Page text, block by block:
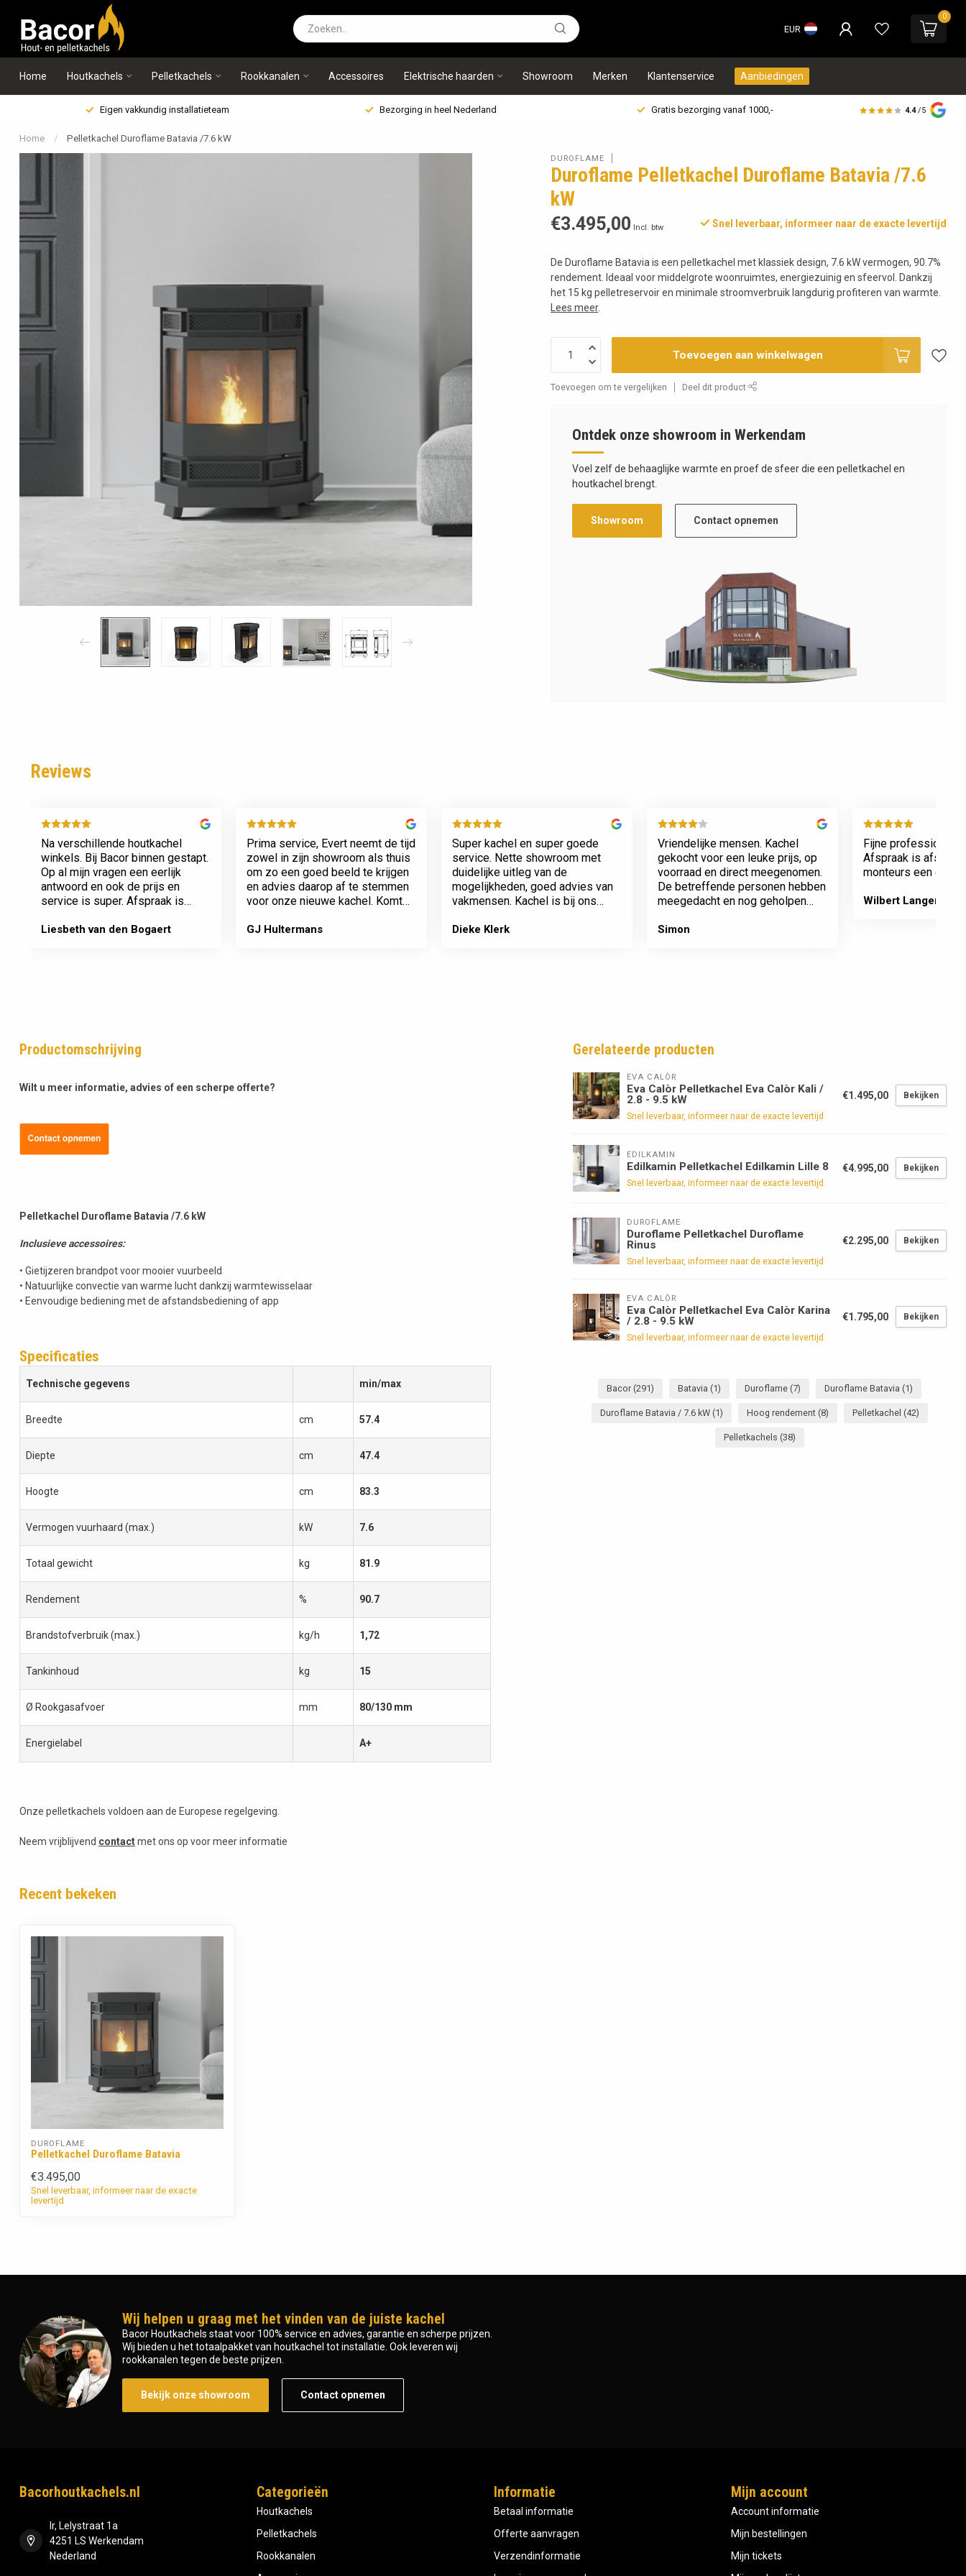
EUR
0
Home Houtkachels Pelletkachels Rookkanalen Accessoires Elektrische haarden Showroom Merken Klantenservice Aanbiedingen
Eigen vakkundig installatieteam Bezorging in heel Nederland Gratis bezorging vanaf 1000,- 4.4 /5
Home / Pelletkachel Duroflame Batavia /7.6 kW
DUROFLAME
Duroflame Pelletkachel Duroflame Batavia /7.6
kW
€3.495,00 Incl. btw Snel leverbaar, informeer naar de exacte levertijd
De Duroflame Batavia is een pelletkachel met klassiek design, 7.6 kW vermogen, 90.7%
rendement. Ideaal voor middelgrote woonruimtes, energiezuinig en sfeervol. Dankzij
het 15 kg pelletreservoir en minimale stroomverbruik langdurig profiteren van warmte.
Lees meer.
Toevoegen aan winkelwagen
Toevoegen om te vergelijken Deel dit product
Ontdek onze showroom in Werkendam
Voel zelf de behaaglijke warmte en proef de sfeer die een pelletkachel en
houtkachel brengt.
Showroom Contact opnemen
Reviews
Na verschillende houtkachel
winkels. Bij Bacor binnen gestapt.
Op al mijn vragen een eerlijk
antwoord en ook de prijs en
service is super. Afspraak is
Dank jullie wel! Bacor
Liesbeth van den Bogaert
Prima service, Evert neemt de tijd
zowel in zijn showroom als thuis
om zo een goed beeld te krijgen
en advies daarop af te stemmen
voor onze nieuwe kachel. Komt
GJ Hultermans
Super kachel en super goede
service. Nette showroom met
duidelijke uitleg van de
mogelijkheden, goed advies van
vakmensen. Kachel is bij ons
het rookkanaal. Plaatsing en
Dieke Klerk
Vriendelijke mensen. Kachel
gekocht voor een leuke prijs, op
voorraad en direct meegenomen.
De betreffende personen hebben
meegedacht en nog geholpen
Simon
Fijne professionele
Afspraak is
monteurs een echte
Wilbert Langenberg
Productomschrijving
Wilt u meer informatie, advies of een scherpe offerte?
Pelletkachel Duroflame Batavia /7.6 kW
Inclusieve accessoires:
• Gietijzeren brandpot voor mooier vuurbeeld
• Natuurlijke convectie van warme lucht dankzij warmtewisselaar
• Eenvoudige bediening met de afstandsbediening of app
Specificaties
Technische gegevens min/max
Breedte cm 57.4
Diepte cm 47.4
Hoogte cm 83.3
Vermogen vuurhaard (max.) kW 7.6
Totaal gewicht kg 81.9
Rendement % 90.7
Brandstofverbruik (max.) kg/h 1,72
Tankinhoud kg 15
Ø Rookgasafvoer mm 80/130 mm
Energielabel A+
Onze pelletkachels voldoen aan de Europese regelgeving.
Neem vrijblijvend contactmet ons op voor meer informatie
Gerelateerde producten
EVA CALÒR
Eva Calòr Pelletkachel Eva Calòr Kali /
2.8 - 9.5 kW
Snel leverbaar, informeer naar de exacte levertijd
€1.495,00 Bekijken
EDILKAMIN
Edilkamin Pelletkachel Edilkamin Lille 8
Snel leverbaar, informeer naar de exacte levertijd
€4.995,00 Bekijken
DUROFLAME
Duroflame Pelletkachel Duroflame
Rinus
Snel leverbaar, informeer naar de exacte levertijd
€2.295,00 Bekijken
EVA CALÒR
Eva Calòr Pelletkachel Eva Calòr Karina
/ 2.8 - 9.5 kW
Snel leverbaar, informeer naar de exacte levertijd
€1.795,00 Bekijken
Bacor (291) Batavia (1) Duroflame (7) Duroflame Batavia (1)
Duroflame Batavia / 7.6 kW (1) Hoog rendement (8) Pelletkachel (42)
Pelletkachels (38)
Recent bekeken
DUROFLAME
Pelletkachel Duroflame Batavia
€3.495,00
Snel leverbaar, informeer naar de exacte
levertijd
Wij helpen u graag met het vinden van de juiste kachel
Bacor Houtkachels staat voor 100% service en advies, garantie en scherpe prijzen.
Wij bieden u het totaalpakket van houtkachel tot installatie. Ook leveren wij
rookkanalen tegen de beste prijzen.
Bekijk onze showroom Contact opnemen
Bacorhoutkachels.nl
Ir, Lelystraat 1a
4251 LS Werkendam
Nederland
Categorieën
Houtkachels
Pelletkachels
Rookkanalen
Informatie
Betaal informatie
Offerte aanvragen
Verzendinformatie
Mijn account
Account informatie
Mijn bestellingen
Mijn tickets